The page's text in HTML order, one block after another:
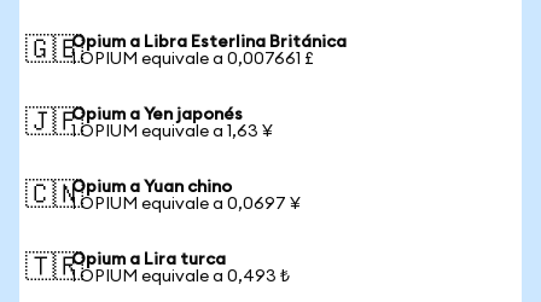
🇬🇧Opium a Libra Esterlina Británica
1 OPIUM equivale a 0,007661 £
🇯🇵Opium a Yen japonés
1 OPIUM equivale a 1,63 ¥
🇨🇳Opium a Yuan chino
1 OPIUM equivale a 0,0697 ¥
🇹🇷Opium a Lira turca
1 OPIUM equivale a 0,493 ₺